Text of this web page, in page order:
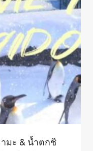
มะ & น้ำตกชิ